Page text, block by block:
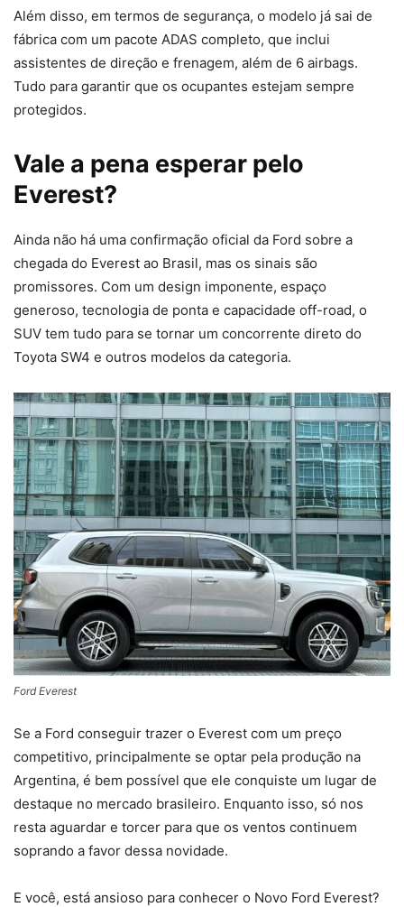
Além disso, em termos de segurança, o modelo já sai de
fábrica com um pacote ADAS completo, que inclui
assistentes de direção e frenagem, além de 6 airbags.
Tudo para garantir que os ocupantes estejam sempre
protegidos.
Vale a pena esperar pelo
Everest?
Ainda não há uma confirmação oficial da Ford sobre a
chegada do Everest ao Brasil, mas os sinais são
promissores. Com um design imponente, espaço
generoso, tecnologia de ponta e capacidade off-road, o
SUV tem tudo para se tornar um concorrente direto do
Toyota SW4 e outros modelos da categoria.
Ford Everest
Se a Ford conseguir trazer o Everest com um preço
competitivo, principalmente se optar pela produção na
Argentina, é bem possível que ele conquiste um lugar de
destaque no mercado brasileiro. Enquanto isso, só nos
resta aguardar e torcer para que os ventos continuem
soprando a favor dessa novidade.
E você, está ansioso para conhecer o Novo Ford Everest?